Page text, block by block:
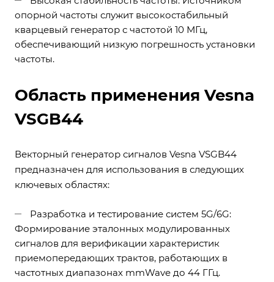
опорной частоты служит высокостабильный
кварцевый генератор с частотой 10 МГц,
обеспечивающий низкую погрешность установки
частоты.
Область применения Vesna
VSGB44
Векторный генератор сигналов Vesna VSGB44
предназначен для использования в следующих
ключевых областях:
Разработка и тестирование систем 5G/6G:
Формирование эталонных модулированных
сигналов для верификации характеристик
приемопередающих трактов, работающих в
частотных диапазонах mmWave до 44 ГГц.